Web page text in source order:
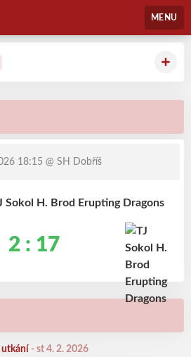
MENU
18:15 @ SH Dobříš
Sokol H. Brod Erupting Dragons
2 : 17
utkání - st 4. 2. 2026